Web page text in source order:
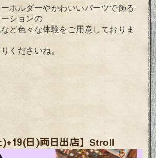
ホルダーやかわいいパーツで飾る
ションの
ど色々な体験をご用意しておりま
くださいね。
日)両日出店】 Stroll